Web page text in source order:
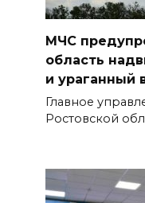
период
Садовой,
МЧС
область
и ураганный
Главное
Ростовской